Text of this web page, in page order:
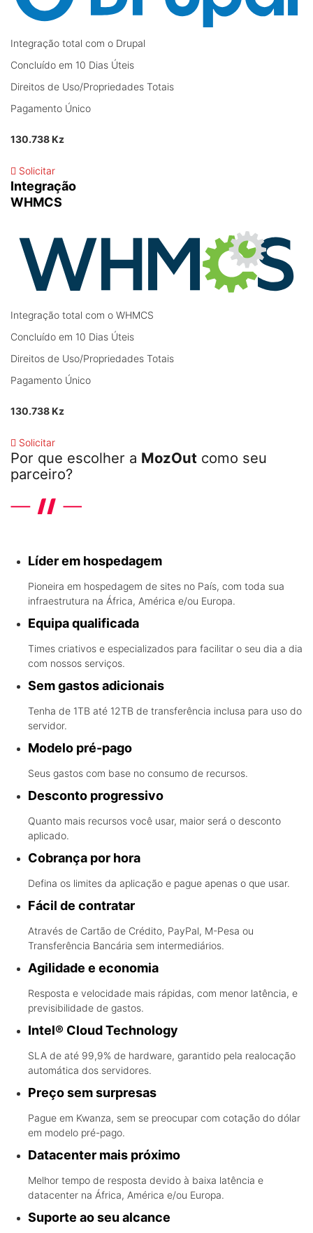
Integração total com o Drupal
Concluído em 10 Dias Úteis
Direitos de Uso/Propriedades Totais
Pagamento Único
130.738 Kz
Solicitar
Integração
WHMCS
Integração total com o WHMCS
Concluído em 10 Dias Úteis
Direitos de Uso/Propriedades Totais
Pagamento Único
130.738 Kz
Solicitar
Por que escolher a MozOut como seu
parceiro?
Líder em hospedagem
Pioneira em hospedagem de sites no País, com toda sua
infraestrutura na África, América e/ou Europa.
Equipa qualificada
Times criativos e especializados para facilitar o seu dia a dia
com nossos serviços.
Sem gastos adicionais
Tenha de 1TB até 12TB de transferência inclusa para uso do
servidor.
Modelo pré-pago
Seus gastos com base no consumo de recursos.
Desconto progressivo
Quanto mais recursos você usar, maior será o desconto
aplicado.
Cobrança por hora
Defina os limites da aplicação e pague apenas o que usar.
Fácil de contratar
Através de Cartão de Crédito, PayPal, M-Pesa ou
Transferência Bancária sem intermediários.
Agilidade e economia
Resposta e velocidade mais rápidas, com menor latência, e
previsibilidade de gastos.
Intel® Cloud Technology
SLA de até 99,9% de hardware, garantido pela realocação
automática dos servidores.
Preço sem surpresas
Pague em Kwanza, sem se preocupar com cotação do dólar
em modelo pré-pago.
Datacenter mais próximo
Melhor tempo de resposta devido à baixa latência e
datacenter na África, América e/ou Europa.
Suporte ao seu alcance